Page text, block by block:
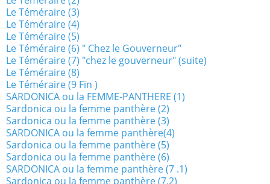
Le Téméraire (3)
Le Téméraire (4)
Le Téméraire (5)
Le Téméraire (6) " Chez le Gouverneur"
Le Téméraire (7) "chez le gouverneur" (suite)
Le Téméraire (8)
Le Téméraire (9 Fin )
SARDONICA ou la FEMME-PANTHERE (1)
Sardonica ou la femme panthère (2)
Sardonica ou la femme panthère (3)
SARDONICA ou la femme panthère(4)
Sardonica ou la femme panthère (5)
Sardonica ou la femme panthère (6)
SARDONICA ou la femme panthère (7 .1)
Sardonica ou la femme panthère (7.2)